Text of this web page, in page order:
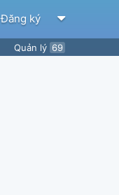
Đăng ký
Quản lý 69